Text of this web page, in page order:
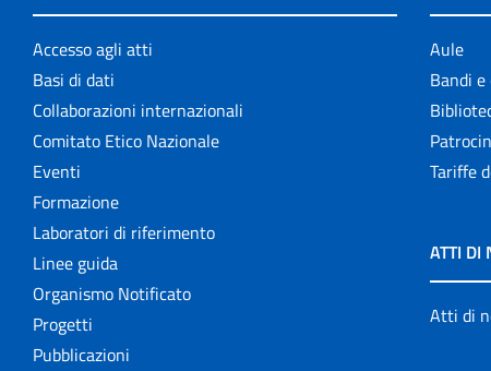
Accesso agli atti
Basi di dati
Collaborazioni internazionali
Comitato Etico Nazionale
Eventi
Formazione
Laboratori di riferimento
Linee guida
Organismo Notificato
Progetti
Pubblicazioni
Aule
Bandi
Tariffe
ATTI DI
Atti di